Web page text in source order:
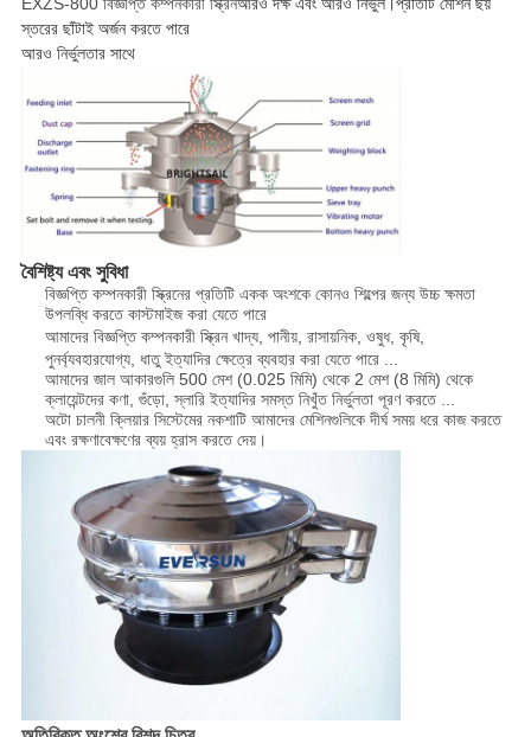
EXZS-800 বিজ্ঞপ্তি কম্পনকারী স্ক্রিনআরও দক্ষ এবং আরও নির্ভুল।প্রতিটি মেশিন ছয়
স্তরের ছাঁটাই অর্জন করতে পারে
আরও নির্ভুলতার সাথে
বৈশিষ্ট্য এবং সুবিধা
বিজ্ঞপ্তি কম্পনকারী স্ক্রিনের প্রতিটি একক অংশকে কোনও শিল্পের জন্য উচ্চ ক্ষমতা
উপলব্ধি করতে কাস্টমাইজ করা যেতে পারে
আমাদের বিজ্ঞপ্তি কম্পনকারী স্ক্রিন খাদ্য, পানীয়, রাসায়নিক, ওষুধ, কৃষি,
পুনর্ব্যবহারযোগ্য, ধাতু ইত্যাদির ক্ষেত্রে ব্যবহার করা যেতে পারে ...
আমাদের জাল আকারগুলি 500 মেশ (0.025 মিমি) থেকে 2 মেশ (8 মিমি) থেকে
ক্লায়েন্টদের কণা, গুঁড়ো, স্লারি ইত্যাদির সমস্ত নিখুঁত নির্ভুলতা পূরণ করতে ...
অটো চালনী ক্লিয়ার সিস্টেমের নকশাটি আমাদের মেশিনগুলিকে দীর্ঘ সময় ধরে কাজ করতে
এবং রক্ষণাবেক্ষণের ব্যয় হ্রাস করতে দেয়।